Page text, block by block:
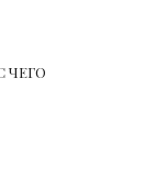
ЧЕГО